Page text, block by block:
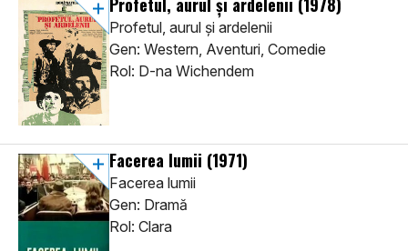
Profetul, aurul și ardelenii (1978)
Profetul, aurul și ardelenii
Gen: Western, Aventuri, Comedie
Rol: D-na Wichendem
Facerea lumii (1971)
Facerea lumii
Gen: Dramă
Rol: Clara